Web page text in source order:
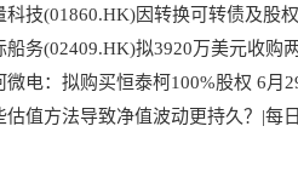
科技(01860.HK)因转换可转债及股
船务(02409.HK)拟3920万美元收购
微电：拟购买恒泰柯100%股权 6月
估值方法导致净值波动更持久？|每日